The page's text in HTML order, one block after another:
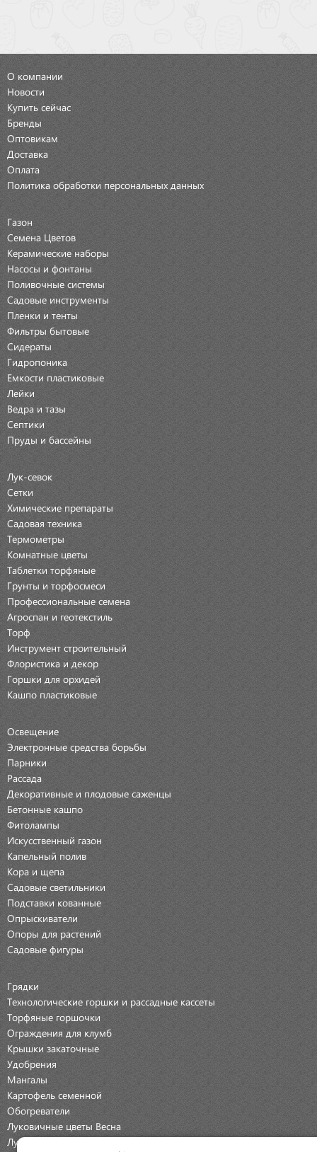
О компании
Новости
Купить сейчас
Бренды
Оптовикам
Доставка
Оплата
Политика обработки персональных данных
Газон
Семена Цветов
Керамические наборы
Насосы и фонтаны
Поливочные системы
Садовые инструменты
Пленки и тенты
Фильтры бытовые
Сидераты
Гидропоника
Емкости пластиковые
Лейки
Ведра и тазы
Септики
Пруды и бассейны
Лук-севок
Сетки
Химические препараты
Садовая техника
Термометры
Комнатные цветы
Таблетки торфяные
Грунты и торфосмеси
Профессиональные семена
Агроспан и геотекстиль
Торф
Инструмент строительный
Флористика и декор
Горшки для орхидей
Кашпо пластиковые
Освещение
Электронные средства борьбы
Парники
Рассада
Декоративные и плодовые саженцы
Бетонные кашпо
Фитолампы
Искусственный газон
Капельный полив
Кора и щепа
Садовые светильники
Подставки кованные
Опрыскиватели
Опоры для растений
Садовые фигуры
Грядки
Технологические горшки и рассадные кассеты
Торфяные горшочки
Ограждения для клумб
Крышки закаточные
Удобрения
Мангалы
Картофель семенной
Обогреватели
Луковичные цветы Весна
Луковичные цветы Осень